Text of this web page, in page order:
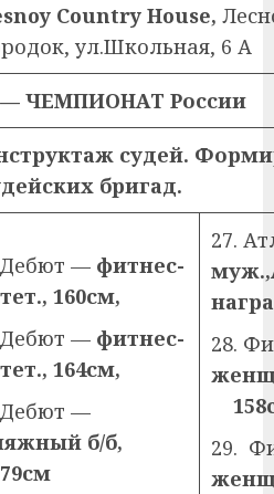
Country House,
ул.Школьная, 6 А
ЧЕМПИОНАТ России
судей.
бригад.
Дебют — фитнес-
160см,
Дебют — фитнес-
164см,
Дебют —
б/б,
27.
28.
29.